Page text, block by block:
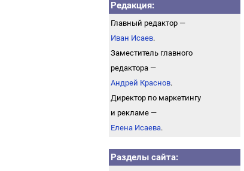
Редакция:
Главный редактор —
Иван Исаев.
Заместитель главного
редактора —
Андрей Краснов.
Директор по маркетингу
и рекламе —
Елена Исаева.
Разделы сайта: